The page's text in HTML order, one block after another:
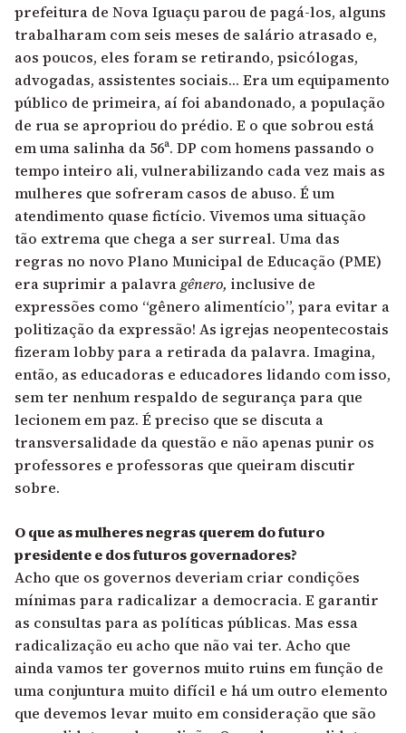
prefeitura de Nova Iguaçu parou de pagá-los, alguns
trabalharam com seis meses de salário atrasado e,
aos poucos, eles foram se retirando, psicólogas,
advogadas, assistentes sociais… Era um equipamento
público de primeira, aí foi abandonado, a população
de rua se apropriou do prédio. E o que sobrou está
em uma salinha da 56ª. DP com homens passando o
tempo inteiro ali, vulnerabilizando cada vez mais as
mulheres que sofreram casos de abuso. É um
atendimento quase fictício. Vivemos uma situação
tão extrema que chega a ser surreal. Uma das
regras no novo Plano Municipal de Educação (PME)
era suprimir a palavragênero, inclusive de
expressões como “gênero alimentício”, para evitar a
politização da expressão! As igrejas neopentecostais
fizeram lobby para a retirada da palavra. Imagina,
então, as educadoras e educadores lidando com isso,
sem ter nenhum respaldo de segurança para que
lecionem em paz. É preciso que se discuta a
transversalidade da questão e não apenas punir os
professores e professoras que queiram discutir
sobre.
O que as mulheres negras querem do futuro
presidente e dos futuros governadores?
Acho que os governos deveriam criar condições
mínimas para radicalizar a democracia. E garantir
as consultas para as políticas públicas. Mas essa
radicalização eu acho que não vai ter. Acho que
ainda vamos ter governos muito ruins em função de
uma conjuntura muito difícil e há um outro elemento
que devemos levar muito em consideração que são